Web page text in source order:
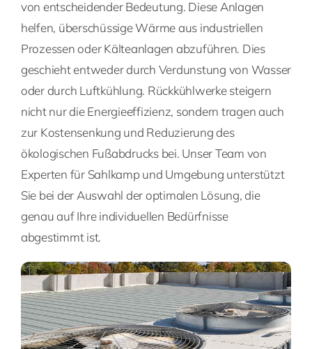
von entscheidender Bedeutung. Diese Anlagen
helfen, überschüssige Wärme aus industriellen
Prozessen oder Kälteanlagen abzuführen. Dies
geschieht entweder durch Verdunstung von Wasser
oder durch Luftkühlung. Rückkühlwerke steigern
nicht nur die Energieeffizienz, sondern tragen auch
zur Kostensenkung und Reduzierung des
ökologischen Fußabdrucks bei. Unser Team von
Experten für Sahlkamp und Umgebung unterstützt
Sie bei der Auswahl der optimalen Lösung, die
genau auf Ihre individuellen Bedürfnisse
abgestimmt ist.